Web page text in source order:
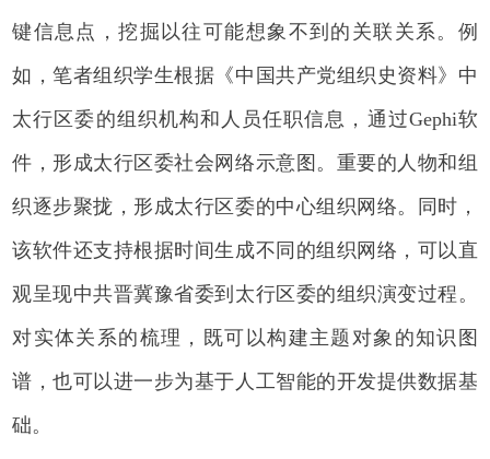
键信息点，挖掘以往可能想象不到的关联关系。例
如，笔者组织学生根据《中国共产党组织史资料》中
太行区委的组织机构和人员任职信息，通过Gephi软
件，形成太行区委社会网络示意图。重要的人物和组
织逐步聚拢，形成太行区委的中心组织网络。同时，
该软件还支持根据时间生成不同的组织网络，可以直
观呈现中共晋冀豫省委到太行区委的组织演变过程。
对实体关系的梳理，既可以构建主题对象的知识图
谱，也可以进一步为基于人工智能的开发提供数据基
础。